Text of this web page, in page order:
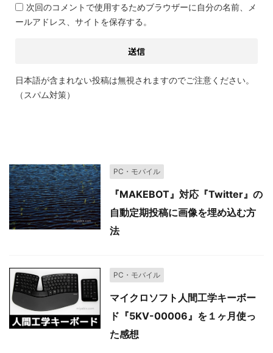
次回のコメントで使用するためブラウザーに自分の名前、メ
ールアドレス、サイトを保存する。
日本語が含まれない投稿は無視されますのでご注意ください。
（スパム対策）
PC・モバイル
『MAKEBOT』対応『Twitter』の
自動定期投稿に画像を埋め込む方
法
PC・モバイル
マイクロソフト人間工学キーボー
ド『5KV-00006』を１ヶ月使っ
た感想